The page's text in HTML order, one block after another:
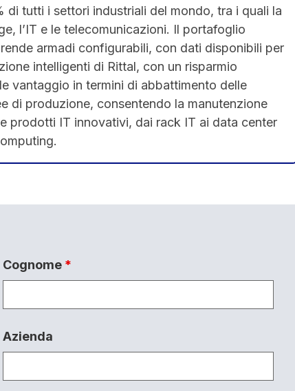
tutti i settori industriali del mondo, tra i quali la
l’IT e le telecomunicazioni. Il portafoglio
armadi configurabili, con dati disponibili per
intelligenti di Rittal, con un risparmio
vantaggio in termini di abbattimento delle
di produzione, consentendo la manutenzione
prodotti IT innovativi, dai rack IT ai data center
Cognome *
Azienda